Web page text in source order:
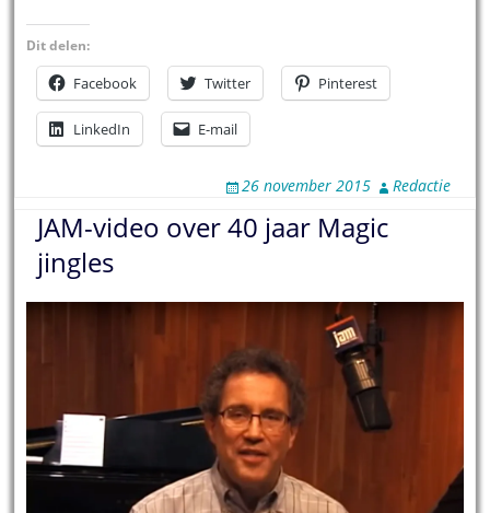
Dit delen:
Facebook Twitter Pinterest
LinkedIn E-mail
26 november 2015 Redactie
JAM-video over 40 jaar Magic
jingles